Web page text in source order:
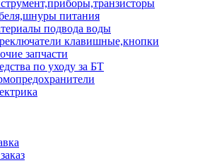
питания
подвода воды
клавишные,кнопки
запчасти
по уходу за БТ